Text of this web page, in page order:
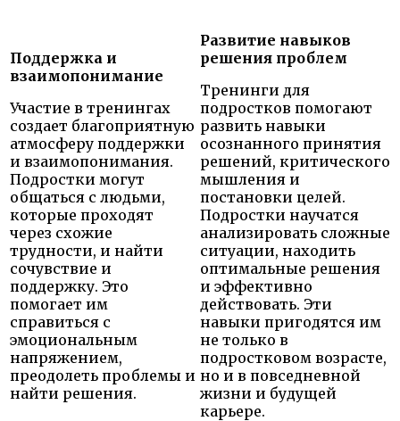
Поддержка и
взаимопонимание
Участие в тренингах
создает благоприятную
атмосферу поддержки
и взаимопонимания.
Подростки могут
общаться с людьми,
которые проходят
через схожие
трудности, и найти
сочувствие и
поддержку. Это
помогает им
справиться с
эмоциональным
напряжением,
преодолеть проблемы и
найти решения.
Развитие навыков
решения проблем
Тренинги для
подростков помогают
развить навыки
осознанного принятия
решений, критического
мышления и
постановки целей.
Подростки научатся
анализировать сложные
ситуации, находить
оптимальные решения
и эффективно
действовать. Эти
навыки пригодятся им
не только в
подростковом возрасте,
но и в повседневной
жизни и будущей
карьере.